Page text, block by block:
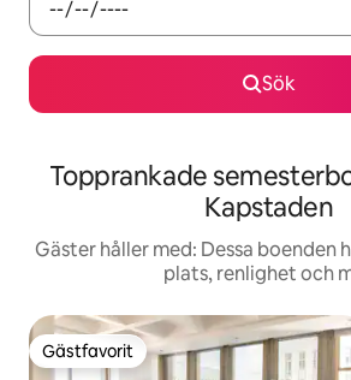
Sök
Topprankade
Kapstaden
Gäster håller med: Dessa boenden
plats, renlighet och
Gästfavorit
Gästfavorit